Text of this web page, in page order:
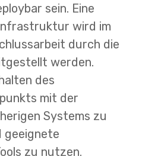
sein. Eine
wird im
durch die
werden.
des
mit der
Systems zu
geeignete
zu nutzen.